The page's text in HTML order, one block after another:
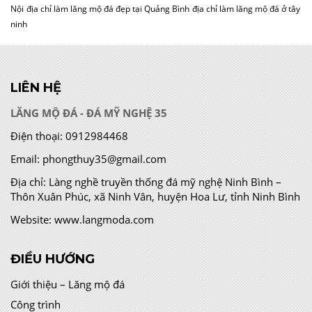
Nội địa chỉ làm lăng mộ đá đẹp tại Quảng Bình địa chỉ làm lăng mộ đá ở tây
ninh
LIÊN HỆ
LĂNG MỘ ĐÁ - ĐÁ MỸ NGHỆ 35
Điện thoại: 0912984468
Email: phongthuy35@gmail.com
Địa chỉ:Làng nghề truyền thống đá mỹ nghệ Ninh Bình –
Thôn Xuân Phúc, xã Ninh Vân, huyện Hoa Lư, tỉnh Ninh Bình
Website: www.langmoda.com
ĐIỀU HƯỚNG
Giới thiệu – Lăng mộ đá
Công trình